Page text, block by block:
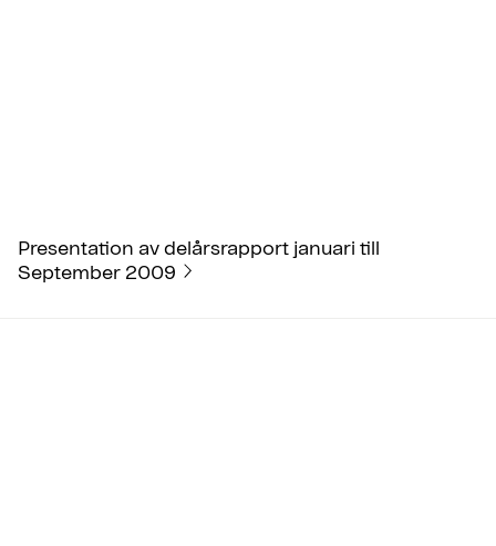
Presentation av delårsrapport januari till
September 2009